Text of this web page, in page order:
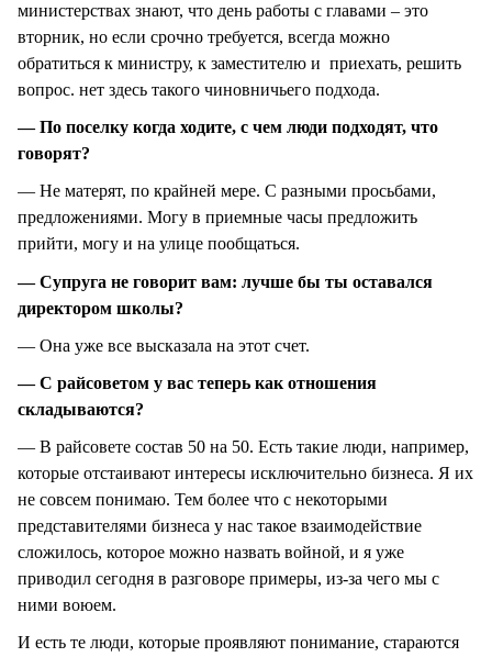
министерствах знают, что день работы с главами – это
вторник, но если срочно требуется, всегда можно
обратиться к министру, к заместителю и приехать, решить
вопрос. нет здесь такого чиновничьего подхода.
— По поселку когда ходите, с чем люди подходят, что
говорят?
— Не матерят, по крайней мере. С разными просьбами,
предложениями. Могу в приемные часы предложить
прийти, могу и на улице пообщаться.
— Супруга не говорит вам: лучше бы ты оставался
директором школы?
— Она уже все высказала на этот счет.
— С райсоветом у вас теперь как отношения
складываются?
— В райсовете состав 50 на 50. Есть такие люди, например,
которые отстаивают интересы исключительно бизнеса. Я их
не совсем понимаю. Тем более что с некоторыми
представителями бизнеса у нас такое взаимодействие
сложилось, которое можно назвать войной, и я уже
приводил сегодня в разговоре примеры, из-за чего мы с
ними воюем.
И есть те люди, которые проявляют понимание, стараются